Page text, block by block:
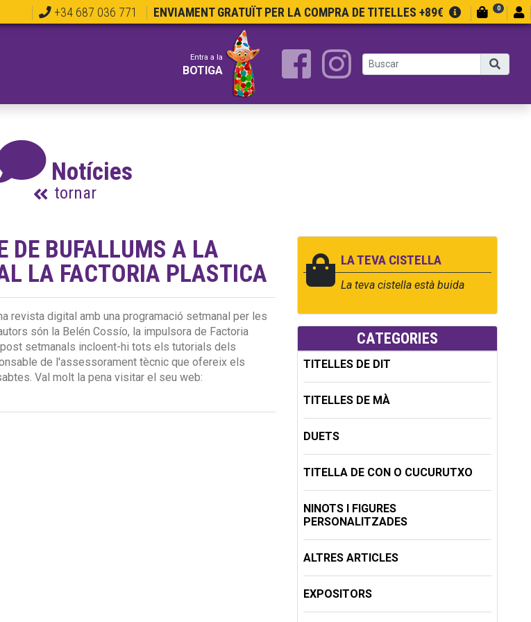
+34 687 036 771 ENVIAMENT GRATUÏT PER LA COMPRA DE TITELLES +89€ 0
Entra a la
BOTIGA
Notícies
tornar
DE BUFALLUMS A LA
LA FACTORIA PLASTICA
revista digital amb una programació setmanal per les
són la Belén Cossío, la impulsora de Factoria
setmanals incloent-hi tots els tutorials dels
de l'assessorament tècnic que ofereix els
Val molt la pena visitar el seu web:
LA TEVA CISTELLA
La teva cistella està buida
CATEGORIES
TITELLES DE DIT
TITELLES DE MÀ
DUETS
TITELLA DE CON O CUCURUTXO
NINOTS I FIGURES
PERSONALITZADES
ALTRES ARTICLES
EXPOSITORS